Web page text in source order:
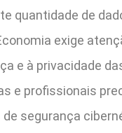
quantidade de
exige
e à privacidade
e profissionais
segurança